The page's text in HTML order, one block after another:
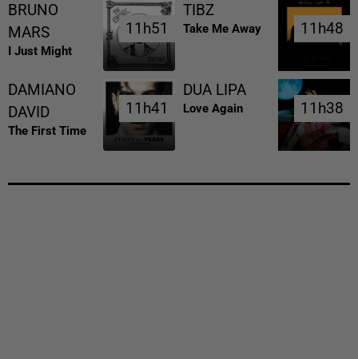
BRUNO
MARS
I Just Might
11h51
11h51
TIBZ
Take Me Away 11h48
11h48
DAMIANO
DAVID
The First Time
11h41
11h41
DUA LIPA
Love Again 11h38
11h38